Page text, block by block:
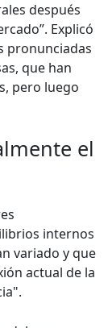
después
Explicó
pronunciadas
que han
pero luego
el
internos
variado y que
actual de la